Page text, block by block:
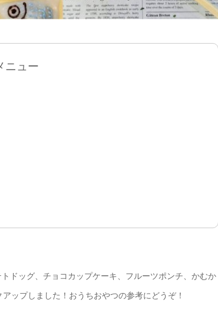
ニュー
ドッグ、チョコカップケーキ、フルーツポンチ、かむか
ップしました！おうちおやつの参考にどうぞ！